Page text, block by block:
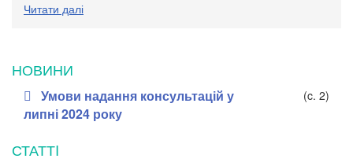
Читати далі
НОВИНИ
Умови надання консультацій у
липні 2024 року
(c. 2)
СТАТТI